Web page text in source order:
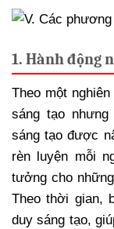
1. Hành động
Theo một
sáng tạo
sáng tạo được
rèn luyện mỗi
tưởng cho
Theo thời gian,
duy sáng tạo,